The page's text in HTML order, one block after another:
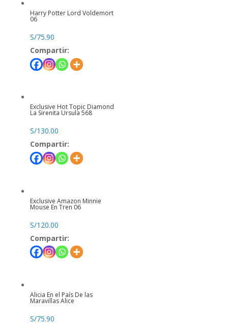
Harry Potter Lord Voldemort
06
S/75.90
Compartir:
Exclusive Hot Topic Diamond
La Sirenita Ursula 568
S/130.00
Compartir:
Exclusive Amazon Minnie
Mouse En Tren 06
S/120.00
Compartir:
Alicia En el País De las
Maravillas Alice
S/75.90